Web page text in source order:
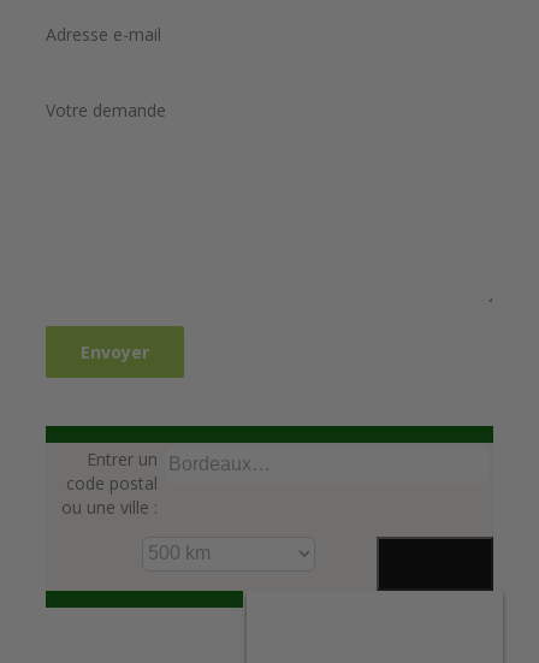
Adresse e-mail
Votre demande
Entrer un
code postal
ou une ville :